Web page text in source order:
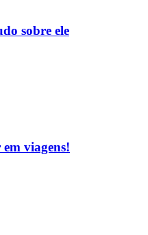
sobre ele
viagens!